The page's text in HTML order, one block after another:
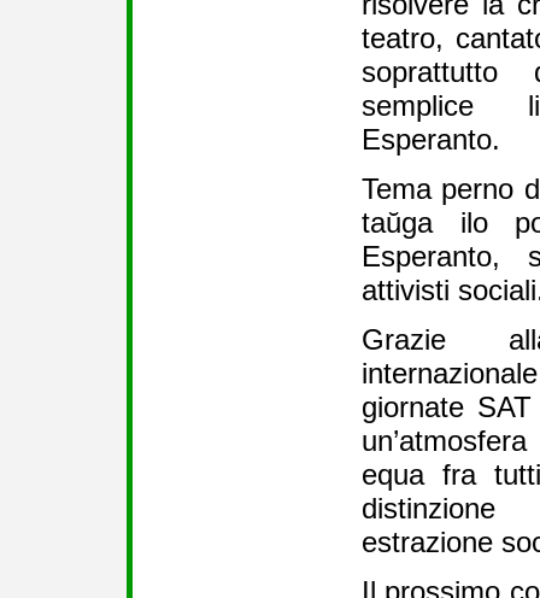
teatro,
soprattutto
semplice
Esperanto.
Tema perno
taŭga ilo
Esperanto,
attivisti
Grazie
giornate
equa fra
estrazione
Il prossimo